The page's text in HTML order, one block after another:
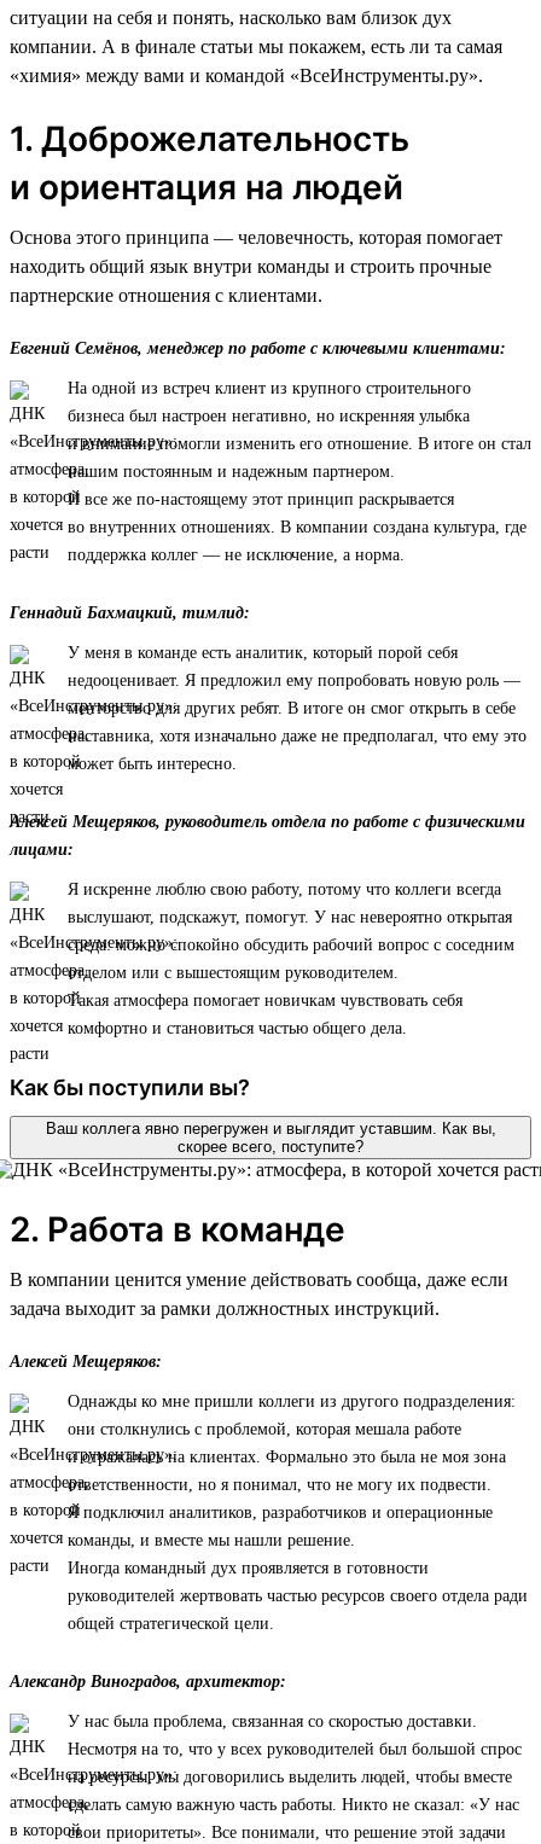
ситуации на себя и понять, насколько вам близок дух
компании. А в финале статьи мы покажем, есть ли та самая
«химия» между вами и командой «ВсеИнструменты.ру».
1. Доброжелательность
и ориентация на людей
Основа этого принципа — человечность, которая помогает
находить общий язык внутри команды и строить прочные
партнерские отношения с клиентами.
Евгений Семёнов, менеджер по работе с ключевыми клиентами:
На одной из встреч клиент из крупного строительного
бизнеса был настроен негативно, но искренняя улыбка
и внимание помогли изменить его отношение. В итоге он стал
нашим постоянным и надежным партнером.
И все же по-настоящему этот принцип раскрывается
во внутренних отношениях. В компании создана культура, где
поддержка коллег — не исключение, а норма.
Геннадий Бахмацкий, тимлид:
У меня в команде есть аналитик, который порой себя
недооценивает. Я предложил ему попробовать новую роль —
менторство для других ребят. В итоге он смог открыть в себе
наставника, хотя изначально даже не предполагал, что ему это
может быть интересно.
Алексей Мещеряков, руководитель отдела по работе с физическими
лицами:
Я искренне люблю свою работу, потому что коллеги всегда
выслушают, подскажут, помогут. У нас невероятно открытая
среда: можно спокойно обсудить рабочий вопрос с соседним
отделом или с вышестоящим руководителем.
Такая атмосфера помогает новичкам чувствовать себя
комфортно и становиться частью общего дела.
Как бы поступили вы?
Ваш коллега явно перегружен и выглядит уставшим. Как вы,
скорее всего, поступите?
2. Работа в команде
В компании ценится умение действовать сообща, даже если
задача выходит за рамки должностных инструкций.
Алексей Мещеряков:
Однажды ко мне пришли коллеги из другого подразделения:
они столкнулись с проблемой, которая мешала работе
и отражалась на клиентах. Формально это была не моя зона
ответственности, но я понимал, что не могу их подвести.
Я подключил аналитиков, разработчиков и операционные
команды, и вместе мы нашли решение.
Иногда командный дух проявляется в готовности
руководителей жертвовать частью ресурсов своего отдела ради
общей стратегической цели.
Александр Виноградов, архитектор:
У нас была проблема, связанная со скоростью доставки.
Несмотря на то, что у всех руководителей был большой спрос
на ресурсы, мы договорились выделить людей, чтобы вместе
сделать самую важную часть работы. Никто не сказал: «У нас
свои приоритеты». Все понимали, что решение этой задачи